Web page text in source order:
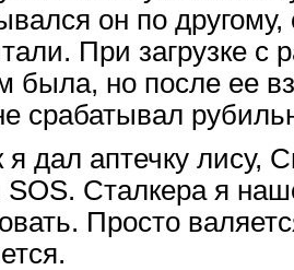
он по другому,
При загрузке с
но после ее
срабатывал
я дал аптечку
SOS. Сталкера я
Просто